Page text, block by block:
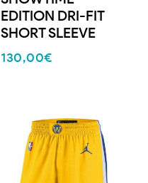
EDITION DRI-FIT
SHORT SLEEVE
130,00€